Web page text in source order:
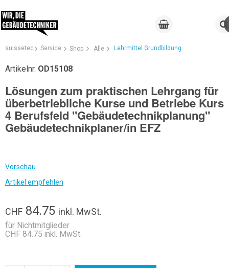
suissetec Service Shop Alle Lehrmittel Grundbildung
Artikelnr. OD15108
Lösungen zum praktischen Lehrgang für
überbetriebliche Kurse und Betriebe Kurs
4 Berufsfeld "Gebäudetechnikplanung"
Gebäudetechnikplaner/in EFZ
Vorschau
Artikel empfehlen
CHF 84.75 inkl. MwSt.
für Nichtmitglieder
CHF 84.75 inkl. MwSt.